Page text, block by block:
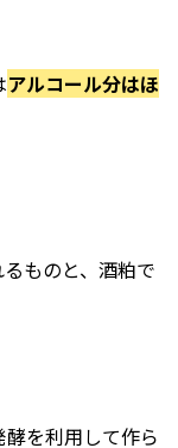
アルコール分はほ
ものと、酒粕で
を利用して作ら